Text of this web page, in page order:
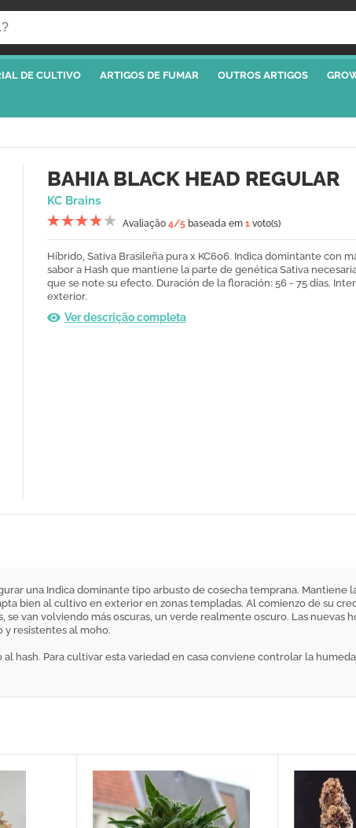
DE CULTIVO ARTIGOS DE FUMAR OUTROS ARTIGOS
BAHIA BLACK HEAD REGULAR
KC Brains
Avaliação 4/5 baseada em 1 voto(s)
Híbrido, Sativa Brasileña pura x KC606. Indica domintante con
sabor a Hash que mantiene la parte de genética Sativa
que se note su efecto. Duración de la floración: 56 - 75 días.
exterior.
Ver descrição completa
una Indica dominante tipo arbusto de cosecha temprana.
bien al cultivo en exterior en zonas templadas. Al comienzo de su
se van volviendo más oscuras, un verde realmente oscuro. Las nuevas
y resistentes al moho.
hash. Para cultivar esta variedad en casa conviene controlar la